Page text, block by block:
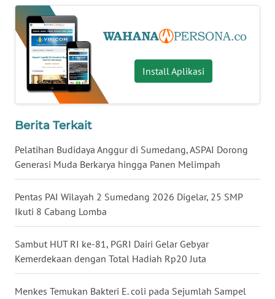
Install Aplikasi
Berita Terkait
Pelatihan Budidaya Anggur di Sumedang, ASPAI Dorong
Generasi Muda Berkarya hingga Panen Melimpah
Pentas PAI Wilayah 2 Sumedang 2026 Digelar, 25 SMP
Ikuti 8 Cabang Lomba
Sambut HUT RI ke-81, PGRI Dairi Gelar Gebyar
Kemerdekaan dengan Total Hadiah Rp20 Juta
Menkes Temukan Bakteri E. coli pada Sejumlah Sampel
Regional
WN
SUMUT
WN
JAKARTA
WN
WN
WN
NTT
WN
KEPRI